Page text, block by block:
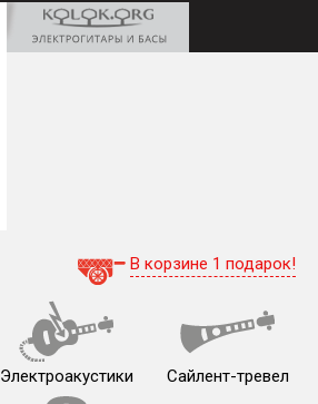
Электроакустики Сайлент-тревел
В корзине 1 подарок!